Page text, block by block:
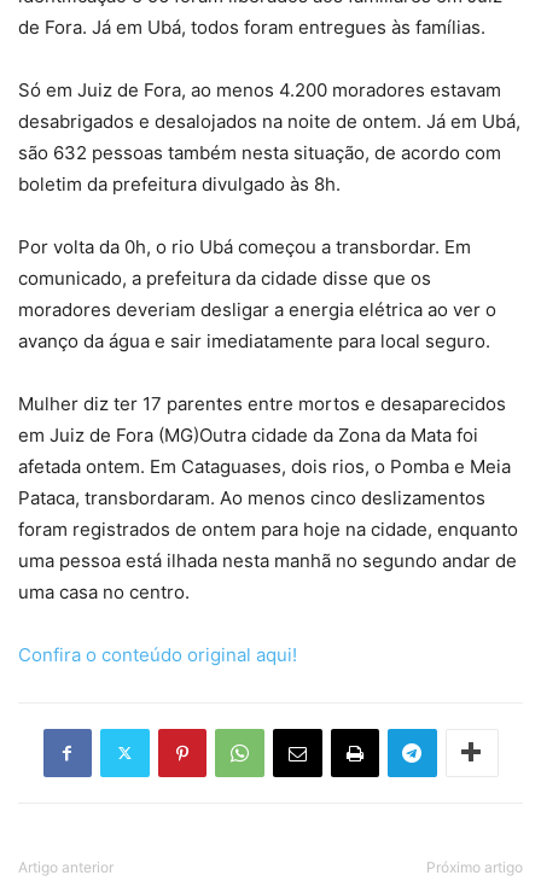
de Fora. Já em Ubá, todos foram entregues às famílias.
Só em Juiz de Fora, ao menos 4.200 moradores estavam
desabrigados e desalojados na noite de ontem. Já em Ubá,
são 632 pessoas também nesta situação, de acordo com
boletim da prefeitura divulgado às 8h.
Por volta da 0h, o rio Ubá começou a transbordar. Em
comunicado, a prefeitura da cidade disse que os
moradores deveriam desligar a energia elétrica ao ver o
avanço da água e sair imediatamente para local seguro.
Mulher diz ter 17 parentes entre mortos e desaparecidos
em Juiz de Fora (MG)Outra cidade da Zona da Mata foi
afetada ontem. Em Cataguases, dois rios, o Pomba e Meia
Pataca, transbordaram. Ao menos cinco deslizamentos
foram registrados de ontem para hoje na cidade, enquanto
uma pessoa está ilhada nesta manhã no segundo andar de
uma casa no centro.
Confira o conteúdo original aqui!
Artigo anterior Próximo artigo